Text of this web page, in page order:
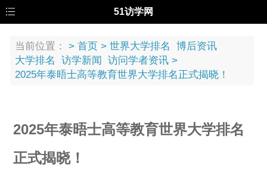
51访学网
当前位置： > 首页 > 世界大学排名
博后资讯
大学排名
访学新闻 访问学者资讯 >
2025年泰晤士高等教育世界大学排名正式揭晓！
2025年泰晤士高等教育世界大学排名
正式揭晓！